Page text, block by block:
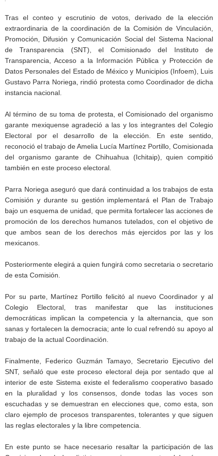
Tras el conteo y escrutinio de votos, derivado de la elección
extraordinaria de la coordinación de la Comisión de Vinculación,
Promoción, Difusión y Comunicación Social del Sistema Nacional
de Transparencia (SNT), el Comisionado del Instituto de
Transparencia, Acceso a la Información Pública y Protección de
Datos Personales del Estado de México y Municipios (Infoem), Luis
Gustavo Parra Noriega, rindió protesta como Coordinador de dicha
instancia nacional.
Al término de su toma de protesta, el Comisionado del organismo
garante mexiquense agradeció a las y los integrantes del Colegio
Electoral por el desarrollo de la elección. En este sentido,
reconoció el trabajo de Amelia Lucía Martínez Portillo, Comisionada
del organismo garante de Chihuahua (Ichitaip), quien compitió
también en este proceso electoral.
Parra Noriega aseguró que dará continuidad a los trabajos de esta
Comisión y durante su gestión implementará el Plan de Trabajo
bajo un esquema de unidad, que permita fortalecer las acciones de
promoción de los derechos humanos tutelados, con el objetivo de
que ambos sean de los derechos más ejercidos por las y los
mexicanos.
Posteriormente elegirá a quien fungirá como secretaria o secretario
de esta Comisión.
Por su parte, Martínez Portillo felicitó al nuevo Coordinador y al
Colegio Electoral, tras manifestar que las instituciones
democráticas implican la competencia y la alternancia, que son
sanas y fortalecen la democracia; ante lo cual refrendó su apoyo al
trabajo de la actual Coordinación.
Finalmente, Federico Guzmán Tamayo, Secretario Ejecutivo del
SNT, señaló que este proceso electoral deja por sentado que al
interior de este Sistema existe el federalismo cooperativo basado
en la pluralidad y los consensos, donde todas las voces son
escuchadas y se demuestran en elecciones que, como esta, son
claro ejemplo de procesos transparentes, tolerantes y que siguen
las reglas electorales y la libre competencia.
En este punto se hace necesario resaltar la participación de las